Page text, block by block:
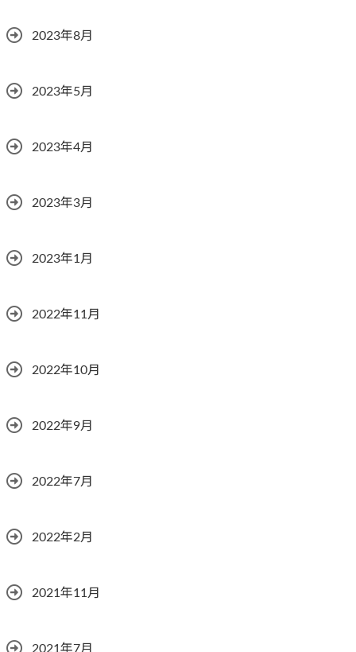
2023年8月
2023年5月
2023年4月
2023年3月
2023年1月
2022年11月
2022年10月
2022年9月
2022年7月
2022年2月
2021年11月
2021年7月